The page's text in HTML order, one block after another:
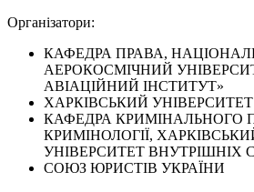
Організатори:
КАФЕДРА ПРАВА,
АЕРОКОСМІЧНИЙ
АВІАЦІЙНИЙ ІНСТИТУТ»
ХАРКІВСЬКИЙ УНІВЕРСИТЕТ
КАФЕДРА КРИМІНАЛЬНОГО
КРИМІНОЛОГІЇ,
УНІВЕРСИТЕТ ВНУТРІШНІХ
СОЮЗ ЮРИСТІВ УКРАЇНИ